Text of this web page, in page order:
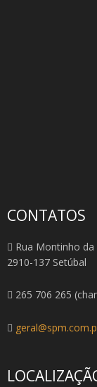
CONTATOS
Rua Montinho
2910-137 Setúbal
265 706 265